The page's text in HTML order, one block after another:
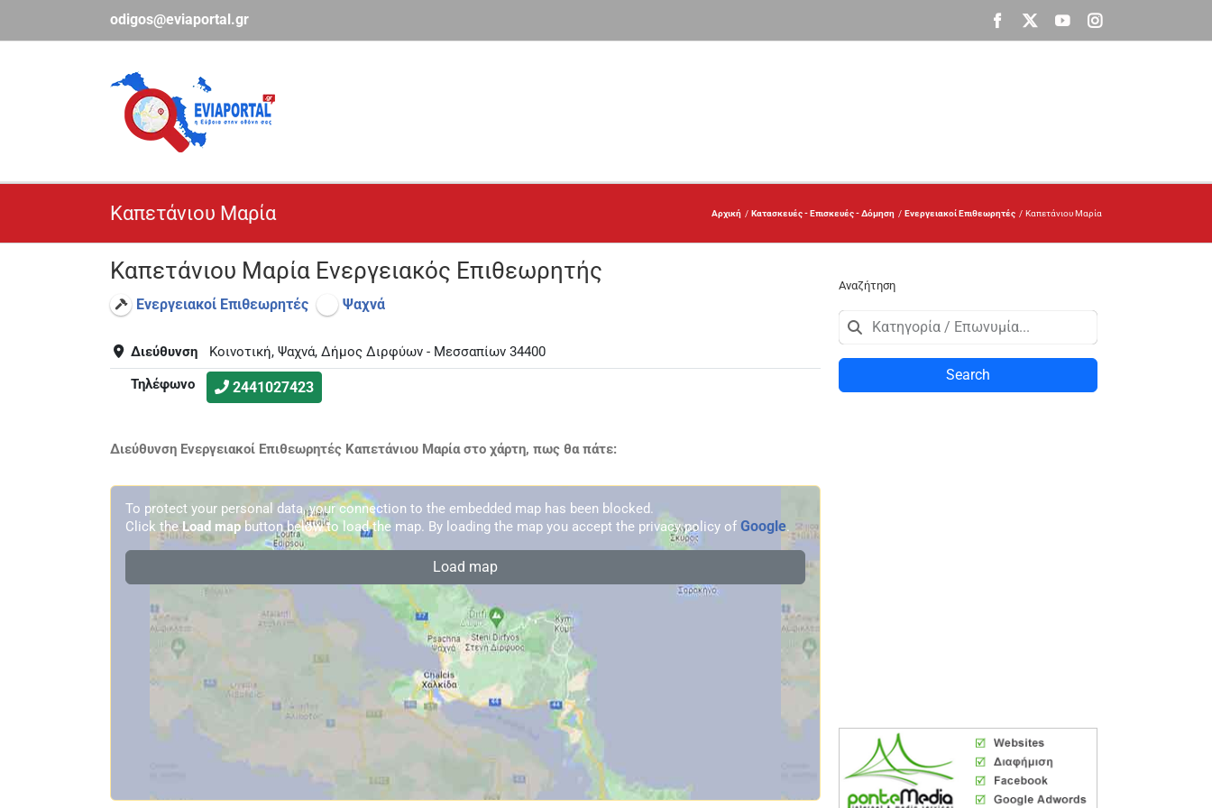
περιεχόμενο
odigos@eviaportal.gr Facebook
X YouTubeInstagram
Καπετάνιου Μαρία Αρχική Κατασκευές - Επισκευές - Δόμηση Ενεργειακοί Επιθεωρητές Καπετάνιου Μαρία
Καπετάνιου Μαρία Ενεργειακός Επιθεωρητής
Ενεργειακοί Επιθεωρητές Ψαχνά
Διεύθυνση
Κοινοτική, Ψαχνά, Δήμος Διρφύων - Μεσσαπίων 34400
Τηλέφωνο
2441027423
Διεύθυνση Ενεργειακοί Επιθεωρητές Καπετάνιου Μαρία στο χάρτη, πως θα πάτε:
To protect your personal data, your connection to the embedded map has been blocked.
Click the Load mapbutton below to load the map. By loading the map you accept the privacy policy of Google.
Load map
Αναζήτηση
Search